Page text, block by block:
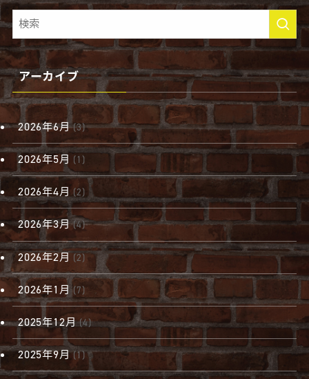
アーカイブ
2026年6月(3)
2026年5月 (1)
2026年4月 (2)
2026年3月(4)
2026年2月 (2)
2026年1月 (7)
2025年12月(4)
2025年9月(1)